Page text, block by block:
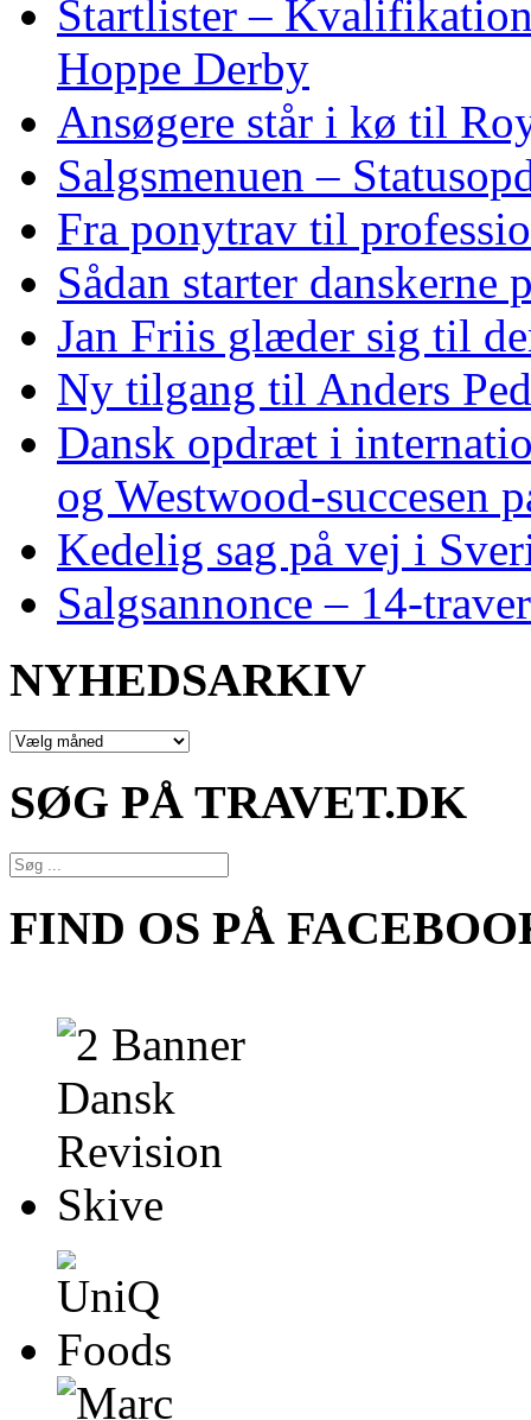
Startlister –
Hoppe Derby
Ansøgere står i kø til
Salgsmenuen –
Fra ponytrav til
Sådan starter danskerne
Jan Friis glæder sig til
Ny tilgang til Anders
Dansk opdræt i
og Westwood‑succesen
Kedelig sag på vej i
Salgsannonce –
NYHEDSARKIV
NYHEDSARKIV
SØG PÅ TRAVET.DK
FIND OS PÅ